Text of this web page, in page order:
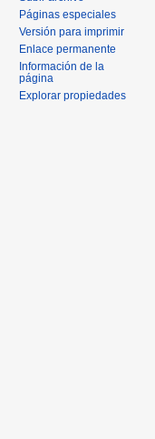
Páginas especiales
Versión para imprimir
Enlace permanente
Información de la
página
Explorar propiedades